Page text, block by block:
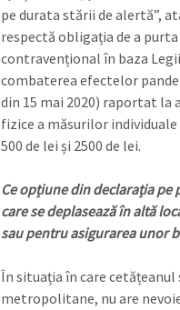
pe durata stării de alertă”,
respectă obligația de a
contravențional în baza
combaterea efectelor
din 15 mai 2020) raportat la
fizice a măsurilor
500 de lei și 2500 de lei.
Ce opțiune din declarația
care se deplasează în altă
sau pentru asigurarea unor
În situația în care
metropolitane, nu are